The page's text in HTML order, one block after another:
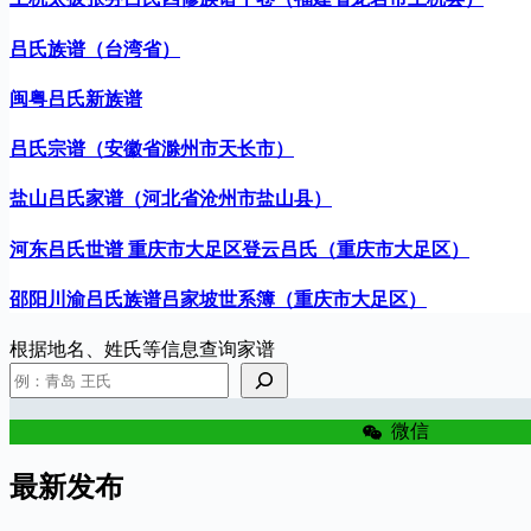
吕氏族谱（台湾省）
闽粤吕氏新族谱
吕氏宗谱（安徽省滁州市天长市）
盐山吕氏家谱（河北省沧州市盐山县）
河东吕氏世谱 重庆市大足区登云吕氏（重庆市大足区）
邵阳川渝吕氏族谱吕家坡世系簿（重庆市大足区）
根据地名、姓氏等信息查询家谱
微信
最新发布